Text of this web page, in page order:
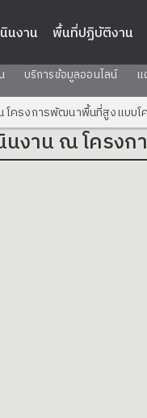
นงาน พื้นที่ปฏิบัติงาน
บริการข้อมูลออนไลน์
ครงการพัฒนาพื้นที่สูงแบบโ
นงาน ณ โคร